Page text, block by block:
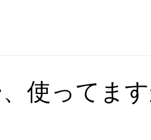
使ってま